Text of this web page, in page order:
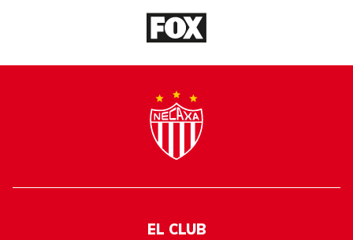
EL CLUB